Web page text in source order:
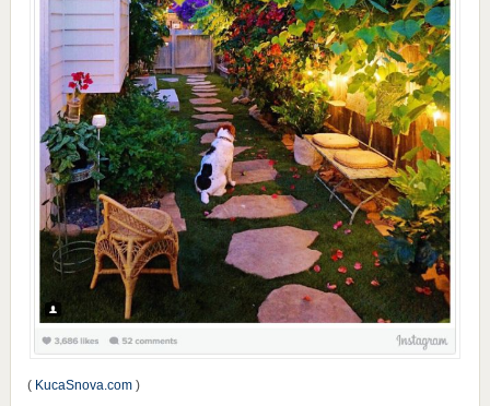
( KucaSnova.com)